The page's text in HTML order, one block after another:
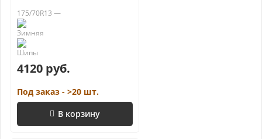
175/70R13 —
4120 руб.
Под заказ - >20 шт.
В корзину